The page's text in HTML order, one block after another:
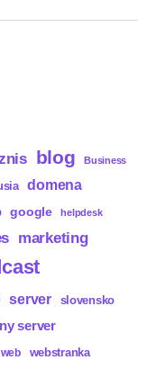
blog Business
domena
google helpdesk
marketing
server slovensko
server
web webstranka